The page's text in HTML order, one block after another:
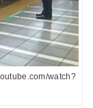
watch?